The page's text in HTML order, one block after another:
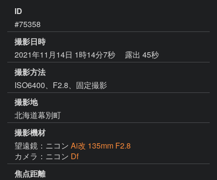
ID
#75358
撮影日時
2021年11月14日 1時14分7秒
露出 45秒
撮影方法
ISO6400、F2.8、固定撮影
撮影地
北海道幕別町
撮影機材
望遠鏡：ニコン Ai改 135mm F2.8
カメラ：ニコン Df
焦点距離